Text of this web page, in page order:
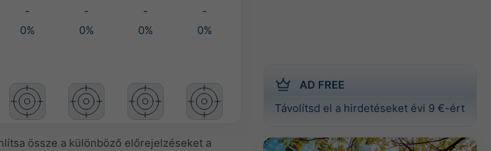
AD FREE
Távolítsd el a hirdetéseket évi 9 €-ért
- - -
-
0% 0% 0% 0%
össze a különböző előrejelzéseket a